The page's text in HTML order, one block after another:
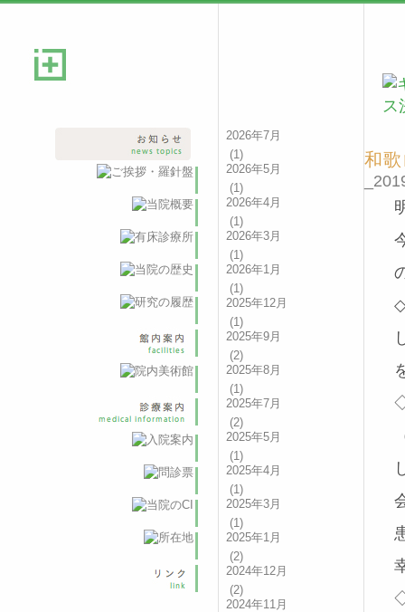
2026年7月
(1)
2026年5月
(1)
2026年4月
(1)
2026年3月
(1)
2026年1月
(1)
2025年12月
(1)
2025年9月
(2)
2025年8月
(1)
2025年7月
(2)
2025年5月
(1)
2025年4月
(1)
2025年3月
(1)
2025年1月
(2)
2024年12月
(2)
2024年11月
和